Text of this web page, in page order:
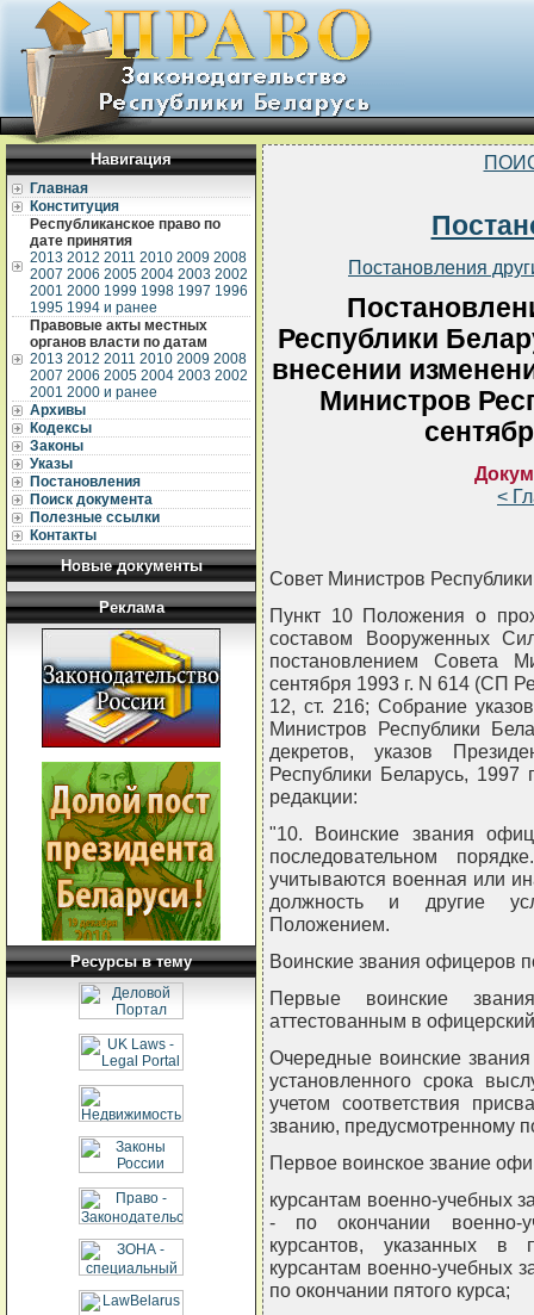
Навигация
Главная
Конституция
Республиканское право по
дате принятия
2013 2012 2011 2010 2009 2008
2007 2006 2005 2004 2003 2002
2001 2000 1999 1998 1997 1996
1995 1994 и ранее
Правовые акты местных
органов власти по датам
2013 2012 2011 2010 2009 2008
2007 2006 2005 2004 2003 2002
2001 2000 и ранее
Архивы
Кодексы
Законы
Указы
Постановления
Поиск документа
Полезные ссылки
Контакты
Новые документы
Реклама
Ресурсы в тему
Постановления
Республики
внесении
Министров
<
Совет Министров
Пункт 10 Положения о
составом Вооруженных
постановлением Совета
сентября 1993 г. N 614 (СП
12, ст. 216; Собрание
Министров Республики
декретов, указов
Республики Беларусь,
редакции:
"10. Воинские звания
последовательном
учитываются военная или
должность и другие
Положением.
Воинские звания офицеров
Первые воинские
аттестованным в
Очередные воинские
установленного срока
учетом соответствия
званию, предусмотренному
Первое воинское звание
курсантам военно-учебных
- по окончании военно-
курсантов, указанных в
курсантам военно-учебных
по окончании пятого курса;